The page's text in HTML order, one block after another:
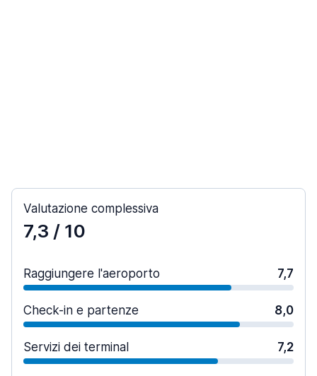
Valutazione complessiva
7,3 / 10
Raggiungere l'aeroporto 7,7
Check-in e partenze 8,0
Servizi dei terminal 7,2